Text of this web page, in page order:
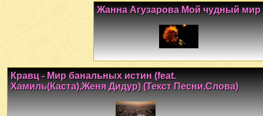
Жанна Агузарова Мой чудный мир
Кравц - Мир банальных истин (feat.
Хамиль(Каста),Женя Дидур) (Текст Песни,Слова)